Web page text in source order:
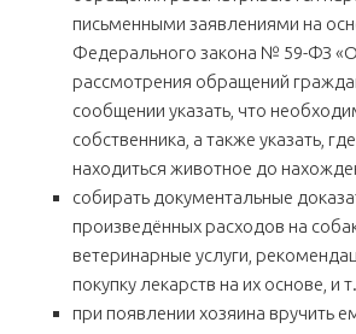
письменными заявлениями на
Федерального закона № 59-ФЗ
рассмотрения обращений
сообщении указать, что
собственника, а также указать,
находиться животное до
собирать документальные
произведённых расходов на
ветеринарные услуги,
покупку лекарств на их основе, и
при появлении хозяина вручить